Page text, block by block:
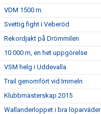
VDM 1500 m.
Svettig fight i Veberöd
Rekordjakt på Drömmilen
10 000 m, en het uppgörelse
VSM helg i Uddevalla
Trail genomfört vid Immeln
Klubbmästerskap 2015
Wallanderloppet i bra löparväder